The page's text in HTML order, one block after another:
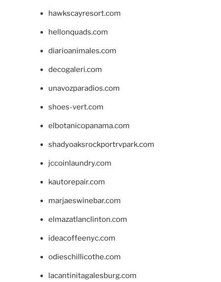
hawkscayresort.com
hellonquads.com
diarioanimales.com
decogaleri.com
unavozparadios.com
shoes-vert.com
elbotanicopanama.com
shadyoaksrockportrvpark.com
jccoinlaundry.com
kautorepair.com
marjaeswinebar.com
elmazatlanclinton.com
ideacoffeenyc.com
odieschillicothe.com
lacantinitagalesburg.com